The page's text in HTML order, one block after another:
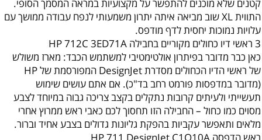
קטנים שלא מוכנים להתפשר על מקצועיות במראה המסמך הסופי.
התווית XL שוב מביאה איתה יתרון משמעותי לנפח עבודה ממושך עם
עלויות נמוכות יחסית לדף מודפס.
3 ראשי דיו כחולים מקוריים בחבילה HP 712C 3ED71A
כאן כבר מדובר בפיתרון אולטימטיבי למשתמש הכבד: מארז משולש
של ראשי הדיו הכחולים מסדרת DesignJet המפורסמת של HP
(מדובר במדפסות פורמט רחב בד"כ). אם אתם עושים שימוש
תעשייתי ולעיתים קרובות נתקלים בקצב צריכה גבוה במיוחד לצבע
מסוים כמו כחול – החבילה הזו תחסוך לכם כאבי ראש ממרוץ אחרי
מלאים ותאפשר עקביות בהפקת גליונות גדולים בצבע אחיד וברור.